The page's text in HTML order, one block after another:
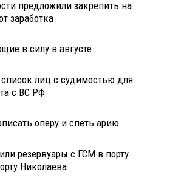
предложили закрепить на
заработка
в силу в августе
лиц с судимостью для
с ВС РФ
оперу и спеть арию
резервуары с ГСМ в порту
Николаева